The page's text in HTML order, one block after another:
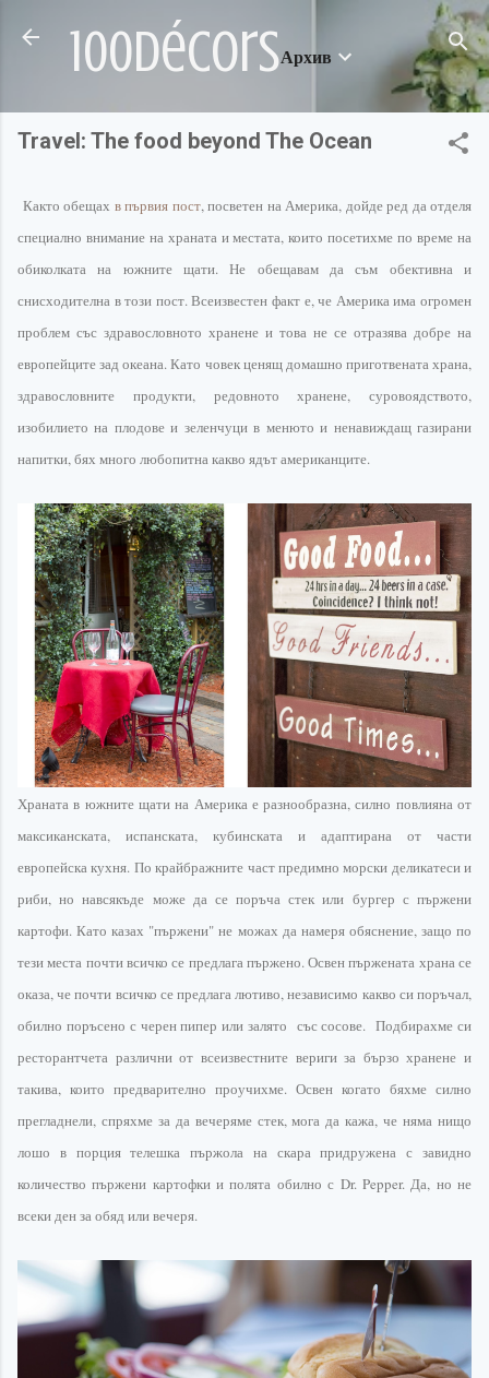
Пропускане към основното съдържание
100décorsАрхив
Travel: The food beyond The Ocean
Както обещах в първия пост, посветен на Америка, дойде ред да отделя
специално внимание на храната и местата, които посетихме по време на
обиколката на южните щати. Не обещавам да съм обективна и
снисходителна в този пост. Всеизвестен факт е, че Америка има огромен
проблем със здравословното хранене и това не се отразява добре на
европейците зад океана. Като човек ценящ домашно приготвената храна,
здравословните продукти, редовното хранене, суровоядството,
изобилието на плодове и зеленчуци в менюто и ненавиждащ газирани
напитки, бях много любопитна какво ядътамериканците.
Храната в южните щати на Америка еразнообразна, силно повлияна от
максиканската, испанската, кубинската и адаптирана от части
европейска кухня. Покрайбражните част предимно морски деликатеси и
риби, но навсякъде може да се поръча стек или бургер с пържени
картофи. Като казах "пържени" не можах да намеря обяснение, защо по
тези места почти всичко се предлага пържено. Освен пържената храна се
оказа, че почти всичко се предлага лютиво, независимо какво си поръчал,
обилно поръсено с черен пипер или залято със сосове. Подбирахме си
ресторантчета различни от всеизвестнитевериги за бързо хранене и
такива, които предварително проучихме. Освен когато бяхме силно
прегладнели, спряхме за да вечеряме стек, мога да кажа, че няма нищо
лошо в порция телешка пържола на скара придружена с завидно
количество пържени картофки и полята обилно с Dr. Pepper. Да, но не
всеки ден за обяд или вечеря.